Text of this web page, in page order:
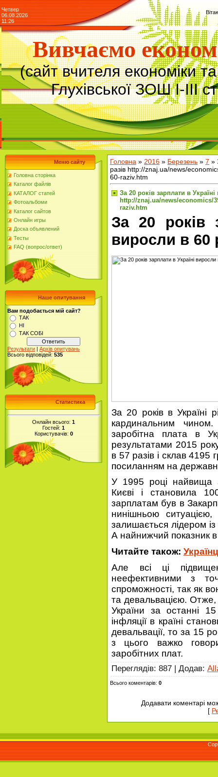
Четвер
06.08.2026
11:26
Вивчаємо
(сайт вчителя економіки
Глухівської ЗОШ І-ІІІ
»
Меню сайту
Головна сторінка
Каталог файлів
КАТАЛОГ статей
Фотоальбоми
Каталог сайтов
Онлайн игры
Доска объявлений
Тесты
FAQ (вопрос/ответ)
Наше опитування
Вам подобається мій сайт?
ТАК
НІ
ТАК СОБІ
Результати | Архів опитувань
Всього відповідей: 535
Статистика
Онлайн всього: 1
Гостей: 1
Користувачів: 0
Головна » 2016 » Березень » 7 »
разів http://znaj.ua/news/
60-raziv.htm
За 20 років зарплати в
http://znaj.ua/news/economics/
raziv.htm
За 20 років
виросли в 60
За 20 років в Україні
кардинальним
заробітна плата в
результатами 2015
в 57 разів і склав
посиланням на
У 1995 році найвища
Києві і становила
зарплатам був в
нинішньою
залишається лідером
А найнижчий показник
Читайте також:
Але всі ці
неефективними з
спроможності, так як
та девальвацією. Отже,
України за останні
інфляції в країні
девальвації, то за 15
з цього важко
заробітних плат.
Переглядів: 887 | Додав:
Всього коментарів: 0
Додавати коментарі
[